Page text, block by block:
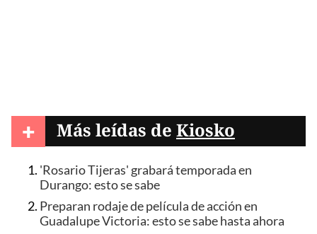
+ Más leídas de Kiosko
'Rosario Tijeras' grabará temporada en
Durango: esto se sabe
Preparan rodaje de película de acción en
Guadalupe Victoria: esto se sabe hasta ahora